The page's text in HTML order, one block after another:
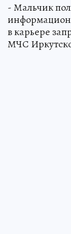
- Мальчик
в карьере
МЧС